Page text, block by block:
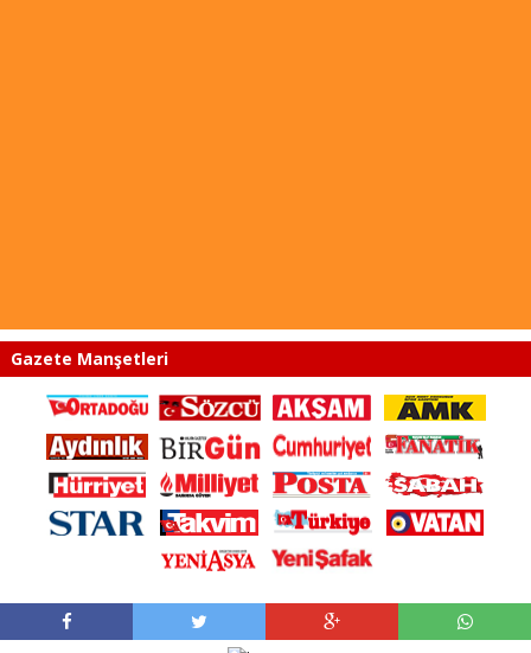
Gazete Manşetleri